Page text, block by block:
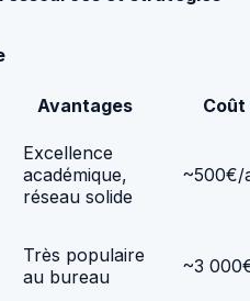
Avantages Coût
Excellence
académique,
réseau solide
~500€/
Très populaire
au bureau
~3